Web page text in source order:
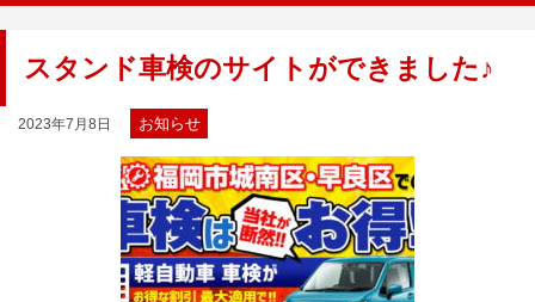
スタンド車検のサイトができました♪
2023年7月8日 お知らせ